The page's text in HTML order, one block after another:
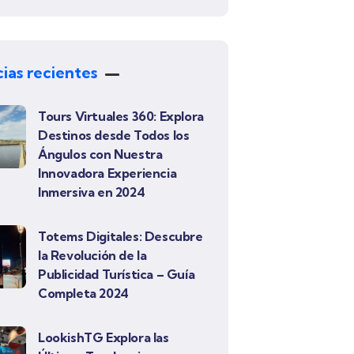
recientes
Tours Virtuales 360: Explora
Destinos desde Todos los
Ángulos con Nuestra
Innovadora Experiencia
Inmersiva en 2024
Totems Digitales: Descubre
la Revolución de la
Publicidad Turística – Guía
Completa 2024
LookishTG Explora las